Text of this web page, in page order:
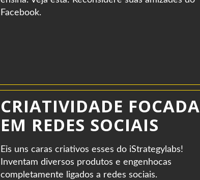
Facebook.
CRIATIVIDADE FOCADA
EM REDES SOCIAIS
Eis uns caras criativos esses do iStrategylabs!
Inventam diversos produtos e engenhocas
completamente ligados a redes sociais.